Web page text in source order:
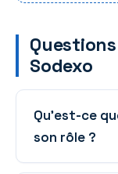
Sodexo
Qu’est-ce
son rôle ?